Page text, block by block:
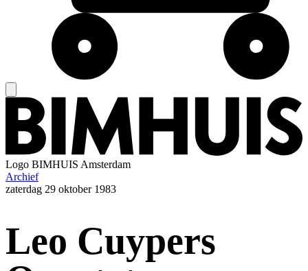
Logo BIMHUIS Amsterdam
Archief
zaterdag 29 oktober 1983
Leo Cuypers